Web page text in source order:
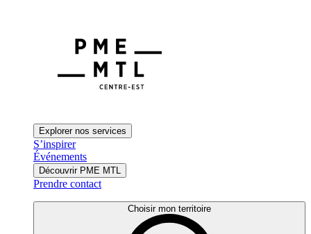
Explorer nos services
S’inspirer
Événements
Découvrir PME MTL
Prendre contact
Choisir mon territoire